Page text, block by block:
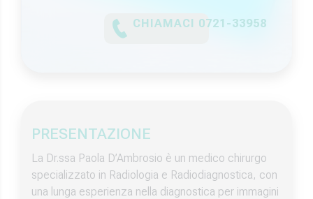
CHIAMACI 0721-33958
PRESENTAZIONE
La Dr.ssa Paola D’Ambrosio è un medico chirurgo
specializzato in Radiologia e Radiodiagnostica, con
una lunga esperienza nella diagnostica per immagini